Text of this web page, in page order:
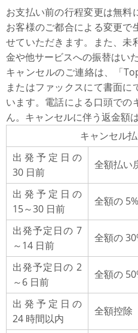
お支払い前の行程変更は無料
お客様のご都合による変更で
せていただきます。また、未
金や他サービスへの振替はい
キャンセルのご連絡は、「
またはファックスにて書面
います。電話による口頭での
ん。キャンセルに伴う返金額
キャンセル
出発予定日の
30 日前
全額払い
出発予定日の
15～30 日前
全額の
出発予定日の 7
～14 日前
全額の
出発予定日の 2
～6 日前
全額の
出発予定日の
24 時間以内
全額控除